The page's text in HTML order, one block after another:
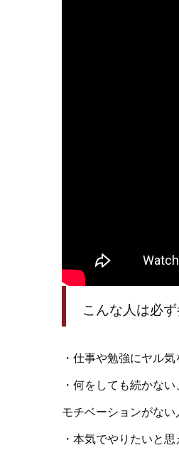
こんな人は必
・仕事や勉強にヤル
・何をしても続かない、
モチベーションがない
・本気でやりたいと